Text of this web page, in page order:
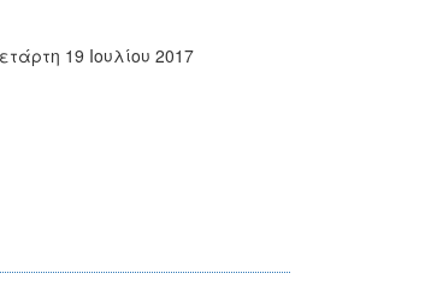
19 Ιουλίου 2017